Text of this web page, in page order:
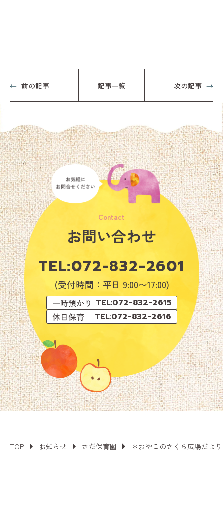
前の記事 記事一覧 次の記事
お問い合わせ
TEL:072-832-2601
(受付時間：平日 9:00〜17:00)
一時預かり TEL:072-832-2615
休日保育
TEL:072-832-2616
TOP お知らせ さだ保育園 ＊おやこのさくら広場だよ